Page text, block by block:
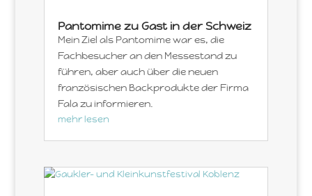
Pantomime zu Gast in der Schweiz
Mein Ziel als Pantomime war es, die
Fachbesucher an den Messestand zu
führen, aber auch über die neuen
französischen Backprodukte der Firma
Fala zu informieren.
mehr lesen